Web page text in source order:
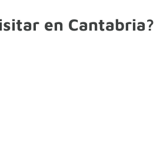
en Cantabria?